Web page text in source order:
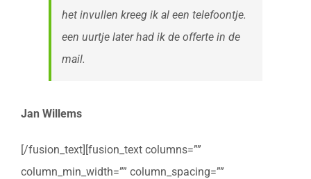
het invullen kreeg ik al een telefoontje.
een uurtje later had ik de offerte in de
mail.
Jan Willems
[/fusion_text][fusion_text columns=””
column_min_width=”” column_spacing=””